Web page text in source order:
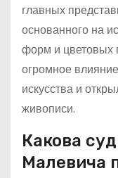
главных
основанного на
форм и цветовых
огромное
искусства и
живописи.
Какова
Малевича